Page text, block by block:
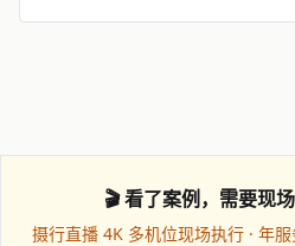
🎬 看了案例，需要现
摄行直播 4K 多机位现场执行 · 年